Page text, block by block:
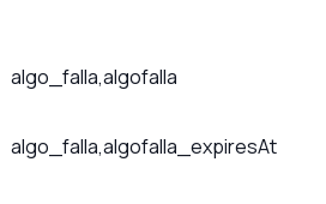
algo_falla,algofalla
algo_falla,algofalla_expiresAt